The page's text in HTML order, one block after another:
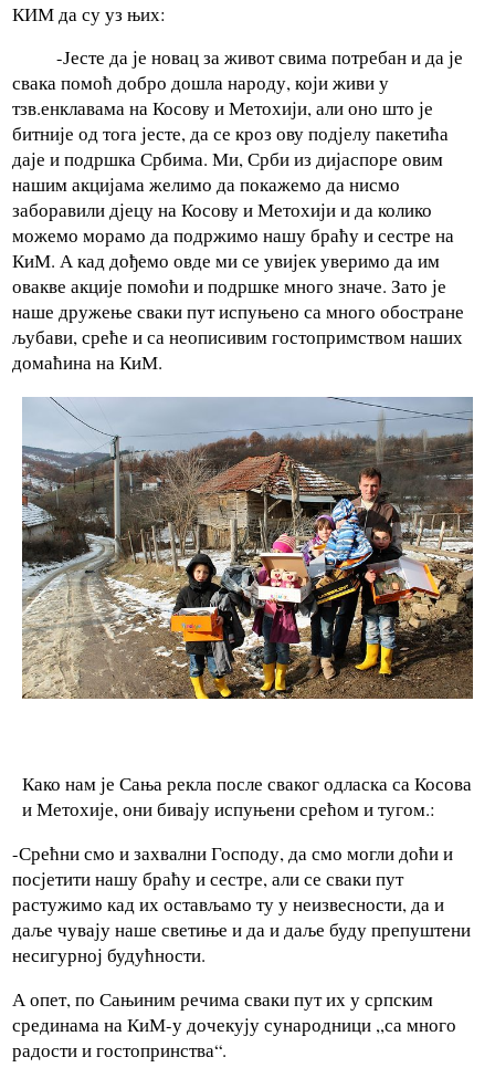
КИМ да су уз њих:
-Јесте да је новац за живот свима потребан и да је
свака помоћ добро дошла народу, који живи у
тзв.енклавама на Косову и Метохији, али оно што је
битније од тога јесте, да се кроз ову подјелу пакетића
даје и подршка Србима. Ми, Срби из дијаспоре овим
нашим акцијама желимо да покажемо да нисмо
заборавили дјецу на Косову и Метохији и да колико
можемо морамо да подржимо нашу браћу и сестре на
КиМ. А кад дођемо овде ми се увијек уверимо да им
овакве акције помоћи и подршке много значе. Зато је
наше дружење сваки пут испуњено са много обостране
љубави, среће и са неописивим гостопримством наших
домаћина на КиМ.
Како нам је Сања рекла после сваког одласка са Косова
и Метохије, они бивају испуњени срећом и тугом.:
-Срећни смо и захвални Господу, да смо могли доћи и
посјетити нашу браћу и сестре, али се сваки пут
растужимо кад их остављамо ту у неизвесности, да и
даље чувају наше светиње и да и даље буду препуштени
несигурној будућности.
А опет, по Сањиним речима сваки пут их у српским
срединама на КиМ-у дочекују сународници ,,са много
радости и гостопринства“.